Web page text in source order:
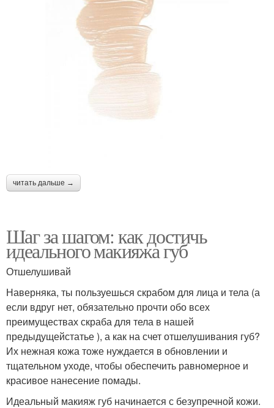
читать дальше →
Шаг за шагом: как достичь
идеального макияжа губ
Отшелушивай
Наверняка, ты пользуешься скрабом для лица и тела (а
если вдруг нет, обязательно прочти обо всех
преимуществах скраба для тела в нашей
предыдущейстатье ), а как на счет отшелушивания губ?
Их нежная кожа тоже нуждается в обновлении и
тщательном уходе, чтобы обеспечить равномерное и
красивое нанесение помады.
Идеальный макияж губ начинается с безупречной кожи.